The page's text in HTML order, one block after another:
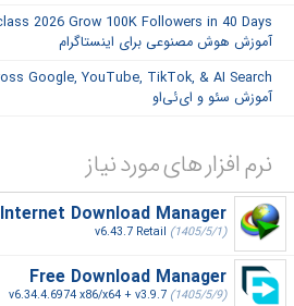
آموزش هوش مصنوعی برای اینستاگرام
آموزش سئو و ای‌ئی‌او
نرم افزار های مورد نیاز
Internet Download Manager
v6.43.7 Retail (1405/5/1)
Free Download Manager
v6.34.4.6974 x86/x64 + v3.9.7 (1405/5/9)